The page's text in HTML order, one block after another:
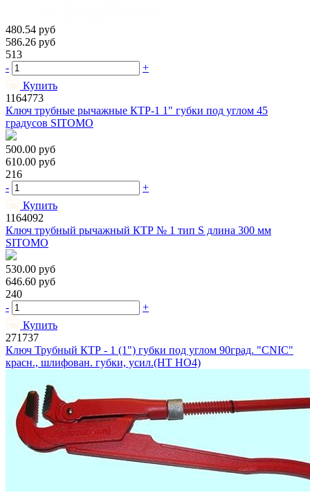
480.54 руб
586.26 руб
513
-
+
Купить
1164773
Ключ трубные рычажные КТР-1 1" губки под углом 45
градусов SITOMO
500.00 руб
610.00 руб
216
-
+
Купить
1164092
Ключ трубный рычажный КТР № 1 тип S длина 300 мм
SITOMO
530.00 руб
646.60 руб
240
-
+
Купить
271737
Ключ Трубный КТР - 1 (1") губки под углом 90град. "CNIC"
красн., шлифован. губки, усил.(HT HO4)